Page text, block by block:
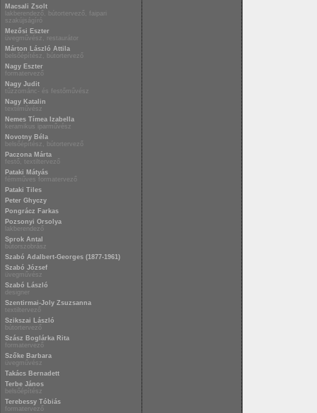
Macsali Zsolt
lakberendező, bútortervező, faipari
szakújságíró
Mezősi Eszter
üvegművész, restaurátor
Márton László Attila
belsőépítész, bútortervező
Nagy Eszter
formatervező
Nagy Judit
tűzzománc- és festőművész
Nagy Katalin
textilművész
Nemes Tímea Izabella
keramikus iparművész
Novotny Béla
belsőépítész, bútortervező
Paczona Márta
festő, textiltervező
Pataki Mátyás
fémműves formatervező
Pataki Tiles
Peter Ghyczy
Pongrácz Farkas
Pozsonyi Orsolya
lakberendező
Sprok Antal
bútorszobrász
Szabó Adalbert-Georges (1877-1961)
Szabó József
üvegművész
Szabó László
designer
Szentirmai-Joly Zsuzsanna
textiltervező
Szikszai László
bútortervező
Szász Boglárka Rita
formatervező
Szőke Barbara
üvegművész
Takács Bernadett
Terbe János
belsőépítész
Terebessy Tóbiás
formatervező